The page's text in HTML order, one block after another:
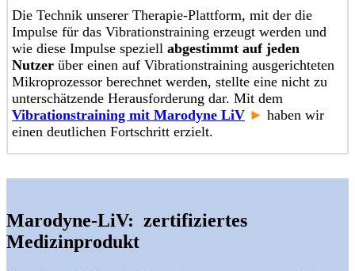
Die Technik unserer Therapie-Plattform, mit der die
Impulse für das Vibrationstraining erzeugt werden und
wie diese Impulse speziell abgestimmt auf jeden
Nutzer über einen auf Vibrationstraining ausgerichteten
Mikroprozessor berechnet werden, stellte eine nicht zu
unterschätzende Herausforderung dar. Mit dem
Vibrationstraining mit Marodyne LiV ► haben wir
einen deutlichen Fortschritt erzielt.
Marodyne-LiV: zertifiziertes
Medizinprodukt